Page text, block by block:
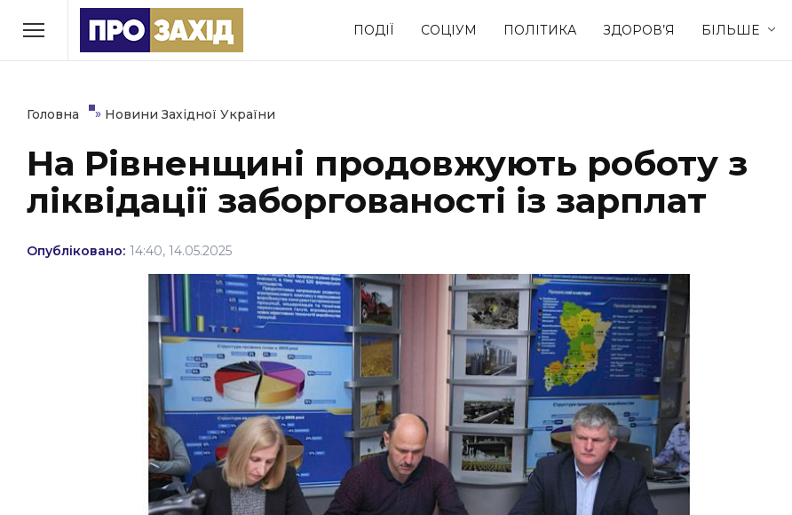
ПОДІЇ СОЦІУМ ПОЛІТИКА ЗДОРОВ’Я БІЛЬШЕ
РУБРИКИ
Економіка Здоров’я
Політика Соціум Спорт Стиль життя
Втрачений Ужгород
(відеоверсія)
ЗАКАРПАТСЬКІ НОВИНИ
НОВИНИ ЗАХІДНОЇ УКРАЇНИ
Головна » Новини Західної України
На Рівненщині продовжують роботу з
ліквідації заборгованості із зарплат
Опубліковано: 14:40, 14.05.2025